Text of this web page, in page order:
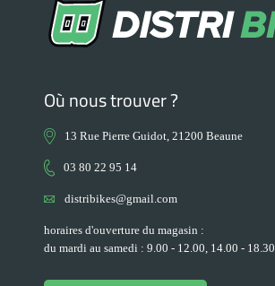
Où nous trouver ?
13 Rue Pierre Guidot, 21200 Beaune
03 80 22 95 14
distribikes@gmail.com
horaires d'ouverture du magasin :
du mardi au samedi : 9.00 - 12.00, 14.00 - 18.30